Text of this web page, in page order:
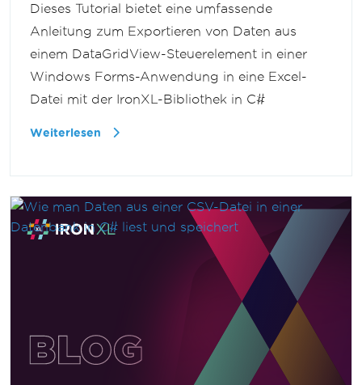
Dieses Tutorial bietet eine umfassende
Anleitung zum Exportieren von Daten aus
einem DataGridView-Steuerelement in einer
Windows Forms-Anwendung in eine Excel-
Datei mit der IronXL-Bibliothek in C#
Weiterlesen